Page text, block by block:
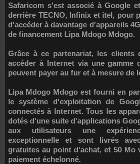
Safaricom s'est associé à Google et
derrière TECNO, Infinix et itel, pour
d'accéder à davantage d'appareils
de financement Lipa Mdogo Mdogo.
Grâce à ce partenariat, les clients
accéder à Internet via une gamme
peuvent payer au fur et à mesure de
Lipa Mdogo Mdogo est fourni en
le système d'exploitation de
connectés à Internet. Tous les
dotés d'une suite d'applications
aux utilisateurs une
exceptionnelle et sont livrés
gratuites au point d'achat, et 50 Mo
paiement échelonné.